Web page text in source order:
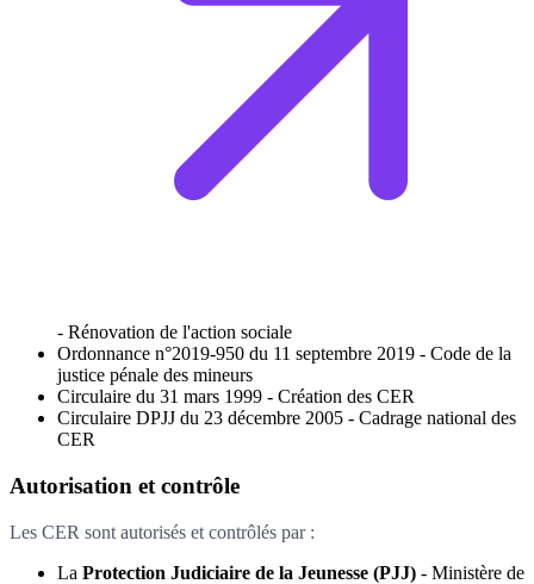
- Rénovation de l'action sociale
Ordonnance n°2019-950 du 11 septembre 2019 - Code de la
justice pénale des mineurs
Circulaire du 31 mars 1999 - Création des CER
Circulaire DPJJ du 23 décembre 2005 - Cadrage national des
CER
Autorisation et contrôle
Les CER sont autorisés et contrôlés par :
La Protection Judiciaire de la Jeunesse (PJJ) - Ministère de